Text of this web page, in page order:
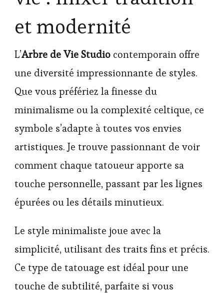
et modernité
L’Arbre de Vie Studio contemporain offre
une diversité impressionnante de styles.
Que vous préfériez la finesse du
minimalisme ou la complexité celtique, ce
symbole s’adapte à toutes vos envies
artistiques. Je trouve passionnant de voir
comment chaque tatoueur apporte sa
touche personnelle, passant par les lignes
épurées ou les détails minutieux.
Le style minimaliste joue avec la
simplicité, utilisant des traits fins et précis.
Ce type de tatouage est idéal pour une
touche de subtilité, parfaite si vous